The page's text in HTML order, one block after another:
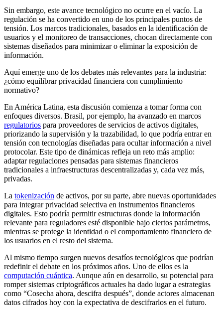
Sin embargo, este avance tecnológico no ocurre en el vacío. La
regulación se ha convertido en uno de los principales puntos de
tensión. Los marcos tradicionales, basados en la identificación de
usuarios y el monitoreo de transacciones, chocan directamente con
sistemas diseñados para minimizar o eliminar la exposición de
información.
Aquí emerge uno de los debates más relevantes para la industria:
¿cómo equilibrar privacidad financiera con cumplimiento
normativo?
En América Latina, esta discusión comienza a tomar forma con
enfoques diversos. Brasil, por ejemplo, ha avanzado en marcos
regulatorios para proveedores de servicios de activos digitales,
priorizando la supervisión y la trazabilidad, lo que podría entrar en
tensión con tecnologías diseñadas para ocultar información a nivel
protocolar. Este tipo de dinámicas refleja un reto más amplio:
adaptar regulaciones pensadas para sistemas financieros
tradicionales a infraestructuras descentralizadas y, cada vez más,
privadas.
La tokenización de activos, por su parte, abre nuevas oportunidades
para integrar privacidad selectiva en instrumentos financieros
digitales. Esto podría permitir estructuras donde la información
relevante para reguladores esté disponible bajo ciertos parámetros,
mientras se protege la identidad o el comportamiento financiero de
los usuarios en el resto del sistema.
Al mismo tiempo surgen nuevos desafíos tecnológicos que podrían
redefinir el debate en los próximos años. Uno de ellos es la
computación cuántica. Aunque aún en desarrollo, su potencial para
romper sistemas criptográficos actuales ha dado lugar a estrategias
como “Cosecha ahora, descifra después”, donde actores almacenan
datos cifrados hoy con la expectativa de descifrarlos en el futuro.